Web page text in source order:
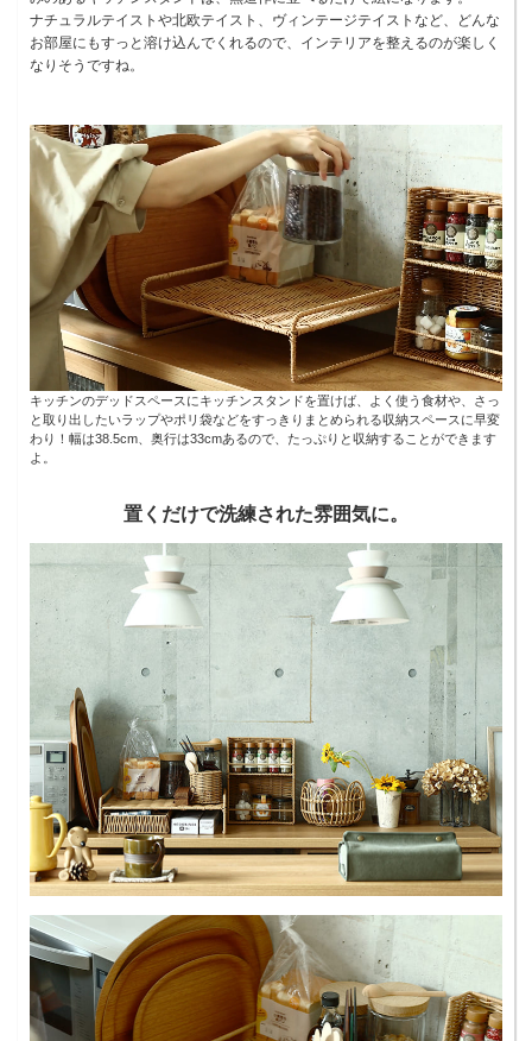
ナチュラルテイストや北欧テイスト、ヴィンテージテイストなど、どんな
お部屋にもすっと溶け込んでくれるので、インテリアを整えるのが楽しく
なりそうですね。
キッチンのデッドスペースにキッチンスタンドを置けば、よく使う食材や、さっ
と取り出したいラップやポリ袋などをすっきりまとめられる収納スペースに早変
わり！幅は38.5cm、奥行は33cmあるので、たっぷりと収納することができます
よ。
置くだけで洗練された雰囲気に。